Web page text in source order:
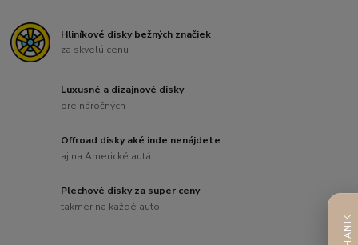
Hliníkové disky bežných značiek
za skvelú cenu
Luxusné a dizajnové disky
pre náročných
Offroad disky aké inde nenájdete
aj na Americké autá
Plechové disky za super ceny
takmer na každé auto